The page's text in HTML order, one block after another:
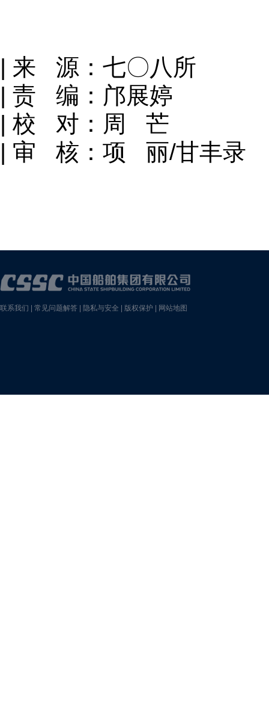
| 来 源：七〇八所
| 责 编：邝展婷
| 校 对：周 芒
| 审 核：项 丽/甘丰录
联系我们 常见问题解答 隐私与安全 版权保护 网站地图